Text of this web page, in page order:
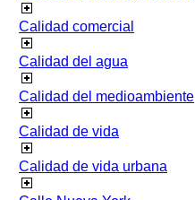
Calidad comercial
Calidad del agua
Calidad del medioambiente
Calidad de vida
Calidad de vida urbana